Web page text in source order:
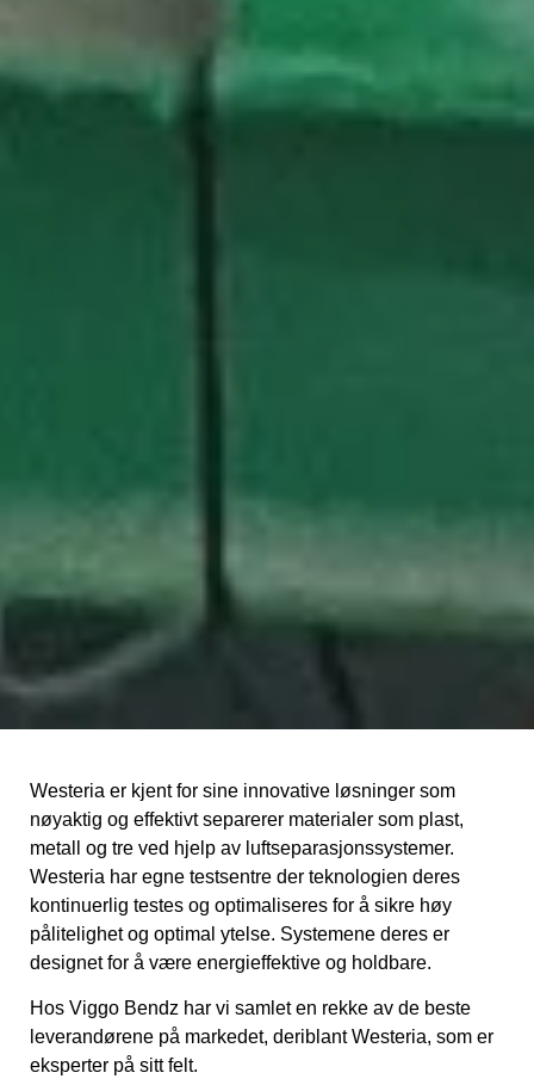
Westeria er kjent for sine innovative løsninger som
nøyaktig og effektivt separerer materialer som plast,
metall og tre ved hjelp av luftseparasjonssystemer.
Westeria har egne testsentre der teknologien deres
kontinuerlig testes og optimaliseres for å sikre høy
pålitelighet og optimal ytelse. Systemene deres er
designet for å være energieffektive og holdbare.
Hos Viggo Bendz har vi samlet en rekke av de beste
leverandørene på markedet, deriblant Westeria, som er
eksperter på sitt felt.